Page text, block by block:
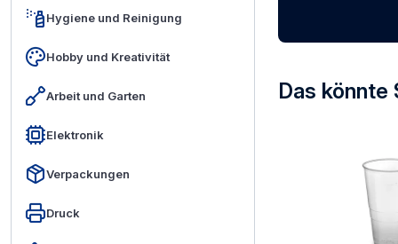
Hygiene und Reinigung
Hobby und Kreativität
Arbeit und Garten
Elektronik
Verpackungen
Druck
Das könnte
Das könnte